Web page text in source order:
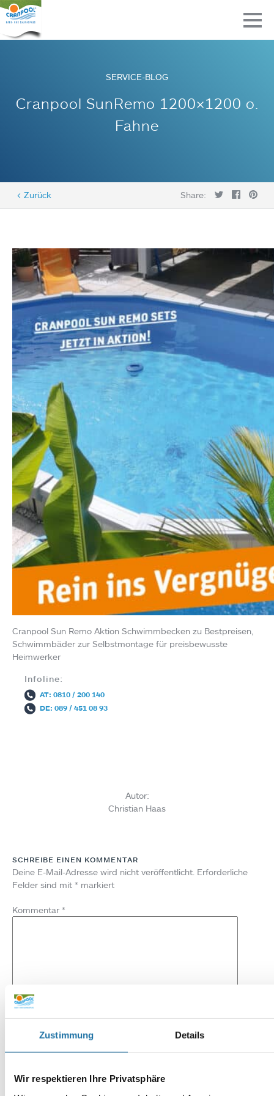
Zustimmung Details
Wir respektieren Ihre Privatsphäre
SERVICE-BLOG
Cranpool SunRemo 1200×1200 o.
Fahne
< Zurück Share:
Cranpool Sun Remo Aktion Schwimmbecken zu Bestpreisen,
Schwimmbäder zur Selbstmontage für preisbewusste
Heimwerker
Infoline:
AT: 0810 / 200 140
DE: 089 / 451 08 93
Autor:
Christian Haas
SCHREIBE EINEN KOMMENTAR
Deine E-Mail-Adresse wird nicht veröffentlicht. Erforderliche
Felder sind mit * markiert
Kommentar *
Website